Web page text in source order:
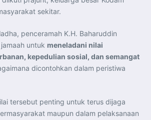
sekitar.
penceramah K.H. Baharuddin
untuk meneladani nilai
kepedulian sosial, dan semangat
dicontohkan dalam peristiwa
tersebut penting untuk terus dijaga
maupun dalam pelaksanaan